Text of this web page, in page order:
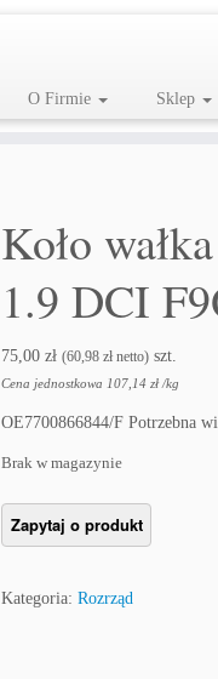
O Firmie Sklep
Koło
1.9 DCI
75,00zł (60,98zł netto) szt.
Cena jednostkowa 107,14zł /kg
OE7700866844/F Potrzebna
Brak w magazynie
Kategoria:Rozrząd